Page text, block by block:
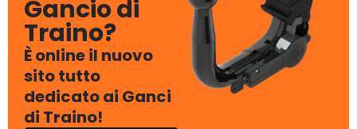
Gancio di
Traino?
È online il nuovo
sito tutto
dedicato ai Ganci
di Traino!